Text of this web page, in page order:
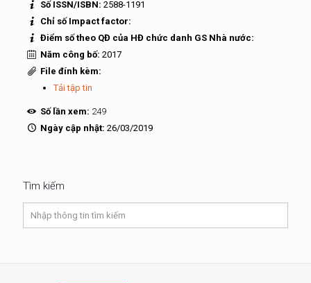
Số ISSN/ISBN: 2588-1191
Chỉ số Impact factor:
Điểm số theo QĐ của HĐ chức danh GS Nhà nước:
Năm công bố: 2017
File đính kèm:
Tải tập tin
Số lần xem: 249
Ngày cập nhật: 26/03/2019
Tìm kiếm